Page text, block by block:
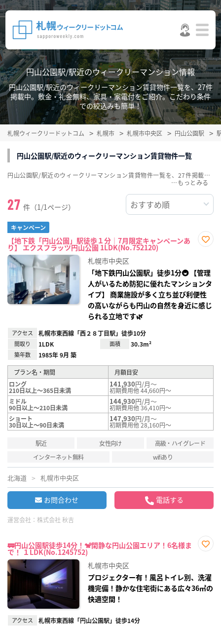
円山公園駅/駅近のウィークリーマンション情報
円山公園駅/駅近のウィークリーマンション賃貸物件一覧を、27件
掲載中。敷金・礼金無料、家具・家電付をご紹介。こだわり条件
での絞込みも簡単！
札幌ウィークリードットコム 札幌市 札幌市中央区 円山公園駅
円山公園駅/駅近のウィークリーマンション賃貸物件一覧
27 件（1/1ページ）
キャンペーン
【地下鉄「円山公園」駅徒歩１分｜7月限定キャンペーンあ
り】 エクスフラッツ円山公園 1LDK(No.752120)
録
札幌市中央区
「地下鉄円山公園駅」徒歩1分🚇 【管理
人がいるため防犯に優れたマンションタ
イプ】 商業施設が多く立ち並び利便性
の高いながらも円山の自然を身近に感じ
られる立地です🌿
アクセス 札幌市東西線「西２８丁目駅」徒歩10分
間取り 1LDK 面積 30.3m²
築年数 1985年 9月 築
プラン名・期間
月額目安
ロング
210日以上～365日未満
141,930円/月～
初期費用他 44,660円～
ミドル
90日以上～210日未満
144,930円/月～
初期費用他 36,410円～
ショート
30日以上～90日未満
147,930円/月～
初期費用他 28,160円～
駅近 女性向け
高級・ハイグレード
インターネット無料
wifiあり
北海道 札幌市中央区
お問合わせ 電話する
運営会社： 株式会社 秋吉
🚃円山公園駅徒歩14分！🐒閑静な円山公園エリア！6名様ま
で！ １LDK(No.1245752)
録
札幌市中央区
プロジェクター有！風呂トイレ別、洗濯
機完備！静かな住宅街にある広々36㎡の
快適空間！
アクセス 札幌市東西線「円山公園駅」徒歩14分
円山公園駅/駅近のウィークリーマンション賃貸物件一覧を、27件掲載中。敷金・礼金無料、家具・家電付をご紹介。こだわり条件での絞込みも簡単！
…